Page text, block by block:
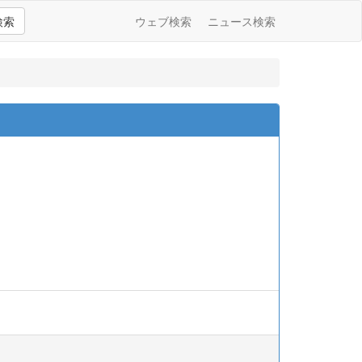
索 ウェブ検索 ニュース検索